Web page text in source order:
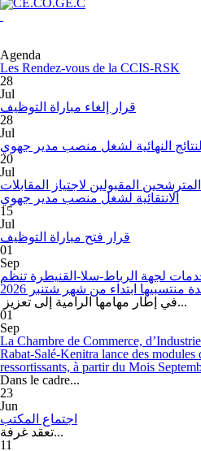
Agenda
Les Rendez-vous de la CCIS-RSK
28
Jul
قرار إلغاء مباراة التوظيف
28
Jul
النهائية لشغل منصب مدير جهوي
20
Jul
المقبولين لاجتياز المقابلات
الانتقائية لشغل منصب مدير جهوي
15
Jul
قرار فتح مباراة التوظيف
01
Sep
لجهة الرباط-سلا-القنيطرة تنظم
في إطار مهامها الرامية إلى تعزيز...
01
Sep
La Chambre de Commerce,
Rabat-Salé-Kenitra lance des
ressortissants, à partir du Mois
Dans le cadre...
23
Jun
اجتماع المكتب
تعقد غرفة...
11